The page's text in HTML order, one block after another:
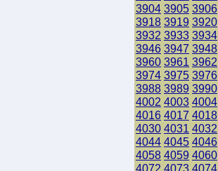
3904 3905 3906
3918 3919 3920
3932 3933 3934
3946 3947 3948
3960 3961 3962
3974 3975 3976
3988 3989 3990
4002 4003 4004
4016 4017 4018
4030 4031 4032
4044 4045 4046
4058 4059 4060
4072 4073 4074